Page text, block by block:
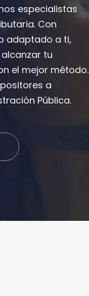
especialistas
Con
adaptado a ti,
tu
el mejor método.
a
Pública.